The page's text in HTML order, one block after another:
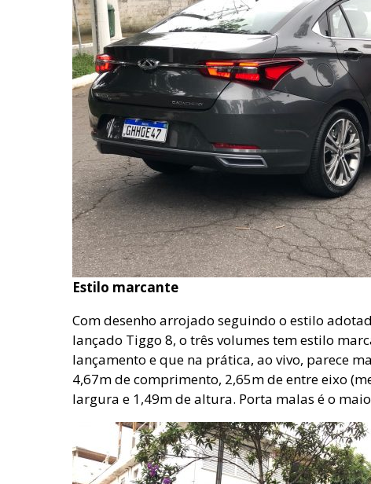
Estilo marcante
Com desenho arrojado seguindo o estilo
lançado Tiggo 8, o três volumes tem estilo
lançamento e que na prática, ao vivo, parece
4,67m de comprimento, 2,65m de entre eixo
largura e 1,49m de altura. Porta malas é o